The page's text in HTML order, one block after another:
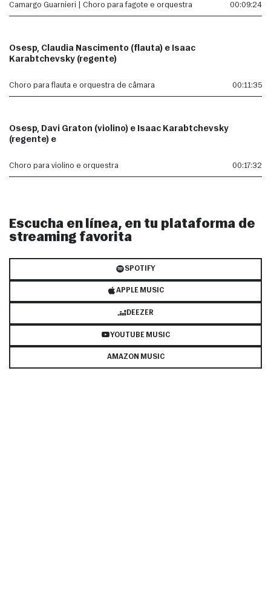
Camargo Guarnieri | Choro para fagote e orquestra 00:09:24
Osesp, Claudia Nascimento (flauta) e Isaac
Karabtchevsky (regente)
Choro para flauta e orquestra de câmara 00:11:35
Osesp, Davi Graton (violino) e Isaac Karabtchevsky
(regente) e
Choro para violino e orquestra 00:17:32
Escucha en línea, en tu plataforma de
streaming favorita
SPOTIFY
APPLE MUSIC
DEEZER
YOUTUBE MUSIC
AMAZON MUSIC